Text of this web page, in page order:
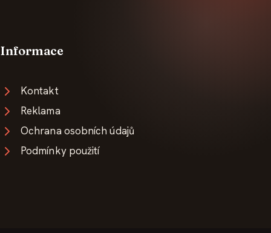
Informace
Kontakt
Reklama
Ochrana osobních údajů
Podmínky použití